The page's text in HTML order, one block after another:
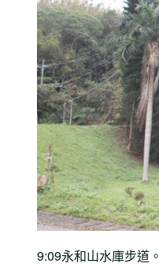
9:09永和山水庫步道。